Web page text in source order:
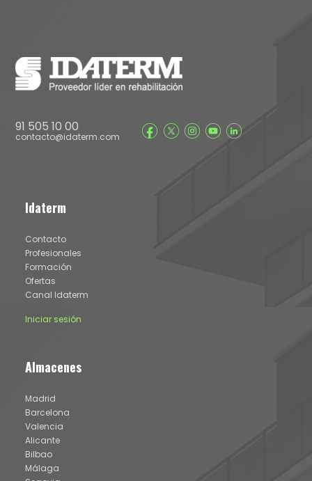
91 505 10 00
contacto@idaterm.com
Idaterm
Contacto
Profesionales
Formación
Ofertas
Canal Idaterm
Iniciar sesión
Almacenes
Madrid
Barcelona
Valencia
Alicante
Bilbao
Málaga